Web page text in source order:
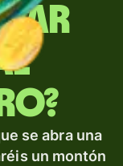
se abra una
un montón